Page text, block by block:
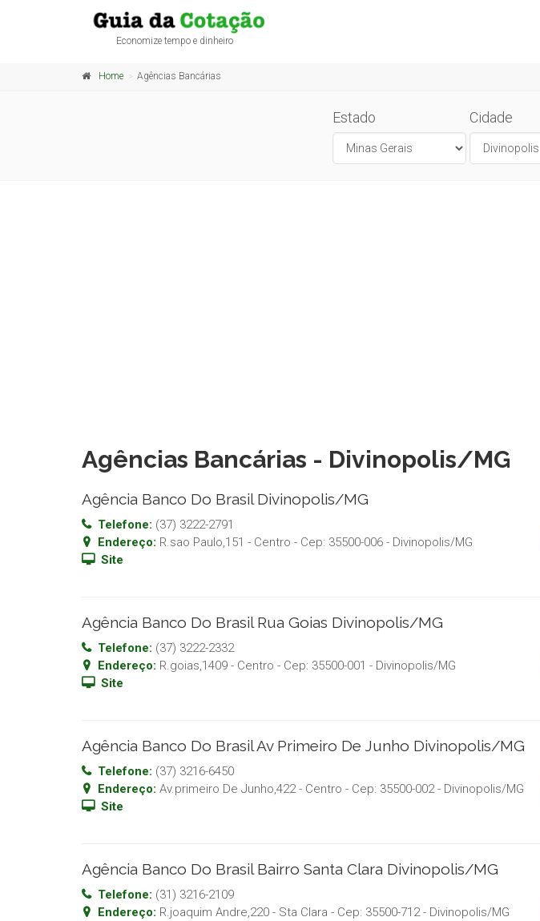
Economize tempo e dinheiro
Home Agências Bancárias
Estado Cidade
Agências Bancárias - Divinopolis/MG
Agência Banco Do Brasil Divinopolis/MG
Telefone: (37) 3222-2791
Endereço: R.sao Paulo,151 - Centro - Cep: 35500-006 - Divinopolis/MG
Site
Agência Banco Do Brasil Rua Goias Divinopolis/MG
Telefone: (37) 3222-2332
Endereço: R.goias,1409 - Centro - Cep: 35500-001 - Divinopolis/MG
Site
Agência Banco Do Brasil Av Primeiro De Junho Divinopolis/MG
Telefone: (37) 3216-6450
Endereço: Av.primeiro De Junho,422 - Centro - Cep: 35500-002- Divinopolis/MG
Site
Agência Banco Do Brasil Bairro Santa Clara Divinopolis/MG
Telefone: (31) 3216-2109
Endereço: R.joaquim Andre,220 - Sta Clara - Cep: 35500-712- Divinopolis/MG